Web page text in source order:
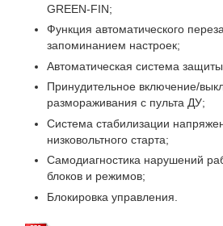
GREEN-FIN;
Функция автоматического
запоминанием настроек;
Автоматическая система
Принудительное включение/
размораживания с пульта ДУ;
Система стабилизации
низковольтного старта;
Самодиагностика нарушений
блоков и режимов;
Блокировка управления.